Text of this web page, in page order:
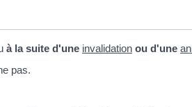
à la suite d'une invalidation ou d'une
pas.